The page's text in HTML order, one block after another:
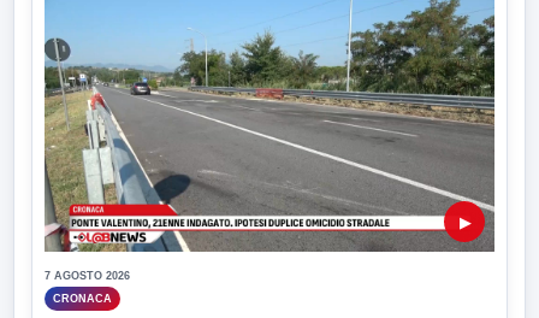
▶
7 AGOSTO 2026
CRONACA